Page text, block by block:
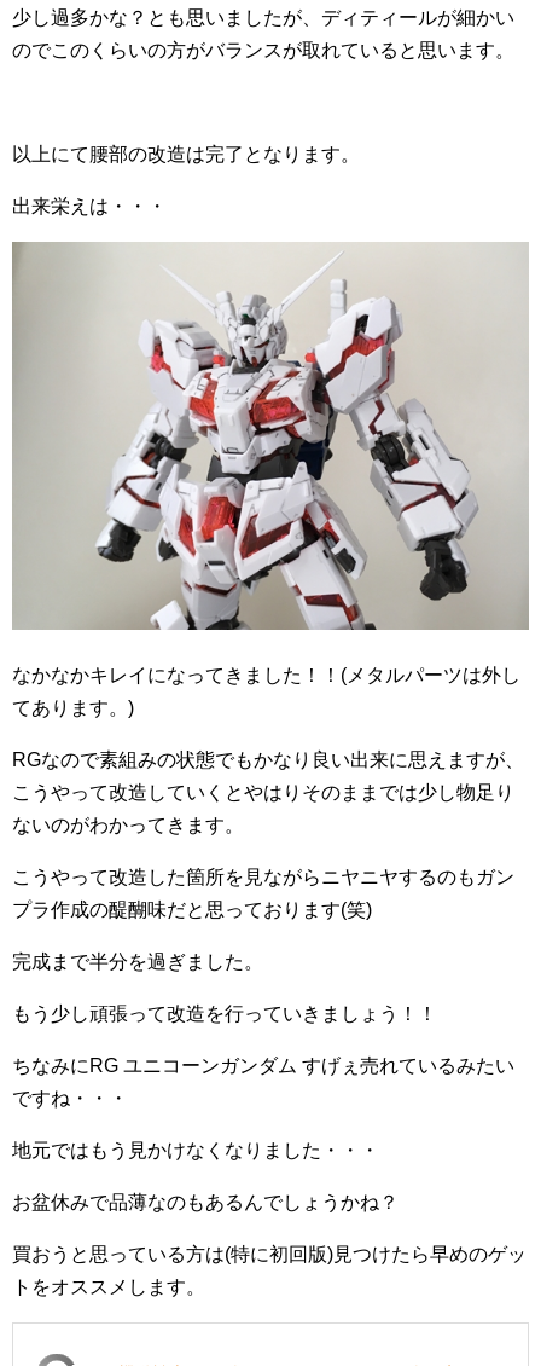
少し過多かな？とも思いましたが、ディティールが細かい
のでこのくらいの方がバランスが取れていると思います。
以上にて腰部の改造は完了となります。
出来栄えは・・・
なかなかキレイになってきました！！(メタルパーツは外し
てあります。)
RGなので素組みの状態でもかなり良い出来に思えますが、
こうやって改造していくとやはりそのままでは少し物足り
ないのがわかってきます。
こうやって改造した箇所を見ながらニヤニヤするのもガン
プラ作成の醍醐味だと思っております(笑)
完成まで半分を過ぎました。
もう少し頑張って改造を行っていきましょう！！
ちなみにRG ユニコーンガンダム すげぇ売れているみたい
ですね・・・
地元ではもう見かけなくなりました・・・
お盆休みで品薄なのもあるんでしょうかね？
買おうと思っている方は(特に初回版)見つけたら早めのゲッ
トをオススメします。